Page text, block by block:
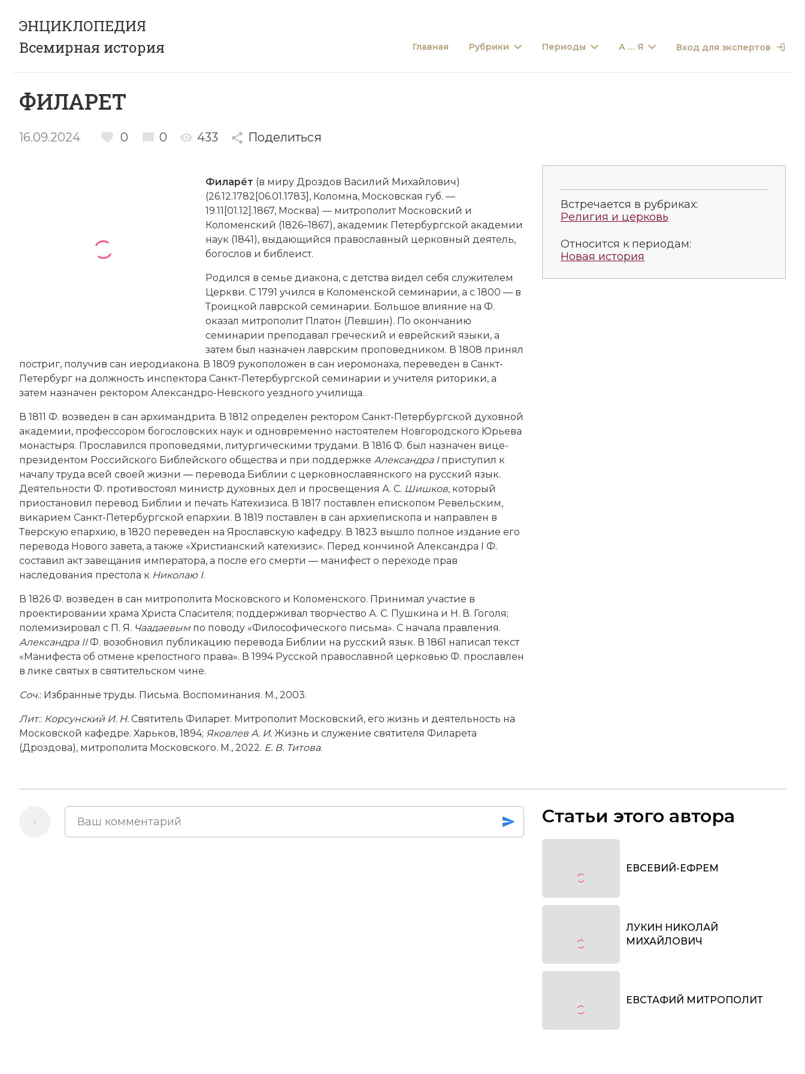
ЭНЦИКЛОПЕДИЯ
Всемирная история
Главная Рубрики Периоды А … Я Вход для экспертов
ФИЛАРЕТ
16.09.2024 0 0 433 Поделиться
Филарéт (в миру Дроздов Василий Михайлович)
(26.12.1782[06.01.1783], Коломна, Московская губ. —
19.11[01.12].1867, Москва) — митрополит Московский и
Коломенский (1826–1867), академик Петербургской академии
наук (1841), выдающийся православный церковный деятель,
богослов и библеист.
Родился в семье диакона, с детства видел себя служителем
Церкви. С 1791 учился в Коломенской семинарии, а с 1800 — в
Троицкой лаврской семинарии. Большое влияние на Ф.
оказал митрополит Платон (Левшин). По окончанию
семинарии преподавал греческий и еврейский языки, а
затем был назначен лаврским проповедником. В 1808 принял
постриг, получив сан иеродиакона. В 1809 рукоположен в сан иеромонаха, переведен в Санкт-
Петербург на должность инспектора Санкт-Петербургской семинарии и учителя риторики, а
затем назначен ректором Александро-Невского уездного училища.
В 1811 Ф. возведен в сан архимандрита. В 1812 определен ректором Санкт-Петербургской духовной
академии, профессором богословских наук и одновременно настоятелем Новгородского Юрьева
монастыря. Прославился проповедями, литургическими трудами. В 1816 Ф. был назначен вице-
президентом Российского Библейского общества и при поддержке Александра Iприступил к
началу труда всей своей жизни — перевода Библии с церковнославянского на русский язык.
Деятельности Ф. противостоял министр духовных дел и просвещения А. С. Шишков, который
приостановил перевод Библии и печать Катехизиса. В 1817 поставлен епископом Ревельским,
викарием Санкт-Петербургской епархии. В 1819 поставлен в сан архиепископа и направлен в
Тверскую епархию, в 1820 переведен на Ярославскую кафедру. В 1823 вышло полное издание его
перевода Нового завета, а также «Христианский катехизис». Перед кончиной Александра I Ф.
составил акт завещания императора, а после его смерти — манифест о переходе прав
наследования престола к Николаю I.
В 1826 Ф. возведен в сан митрополита Московского и Коломенского. Принимал участие в
проектировании храма Христа Спасителя; поддерживал творчество А. С. Пушкина и Н. В. Гоголя;
полемизировал с П. Я. Чаадаевым по поводу «Философического письма». С начала правления.
Александра IIФ. возобновил публикацию перевода Библии на русский язык. В 1861 написал текст
«Манифеста об отмене крепостного права». В 1994 Русской православной церковью Ф. прославлен
в лике святых в святительском чине.
Соч.: Избранные труды. Письма. Воспоминания. М., 2003.
Лит.: Корсунский И. Н. Святитель Филарет. Митрополит Московский, его жизнь и деятельность на
Московской кафедре. Харьков, 1894; Яковлев А. И. Жизнь и служение святителя Филарета
(Дроздова), митрополита Московского. М., 2022. Е. В. Титова.
Встречается в рубриках:
Религия и церковь
Относится к периодам:
Новая история
Статьи этого автора
ЕВСЕВИЙ-ЕФРЕМ
ЛУКИН НИКОЛАЙ
МИХАЙЛОВИЧ
ЕВСТАФИЙ МИТРОПОЛИТ